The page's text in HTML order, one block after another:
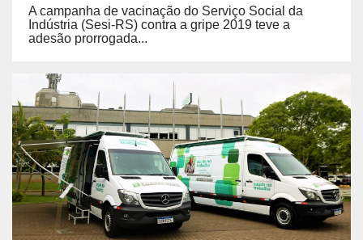
A campanha de vacinação do Serviço Social da
Indústria (Sesi-RS) contra a gripe 2019 teve a
adesão prorrogada...